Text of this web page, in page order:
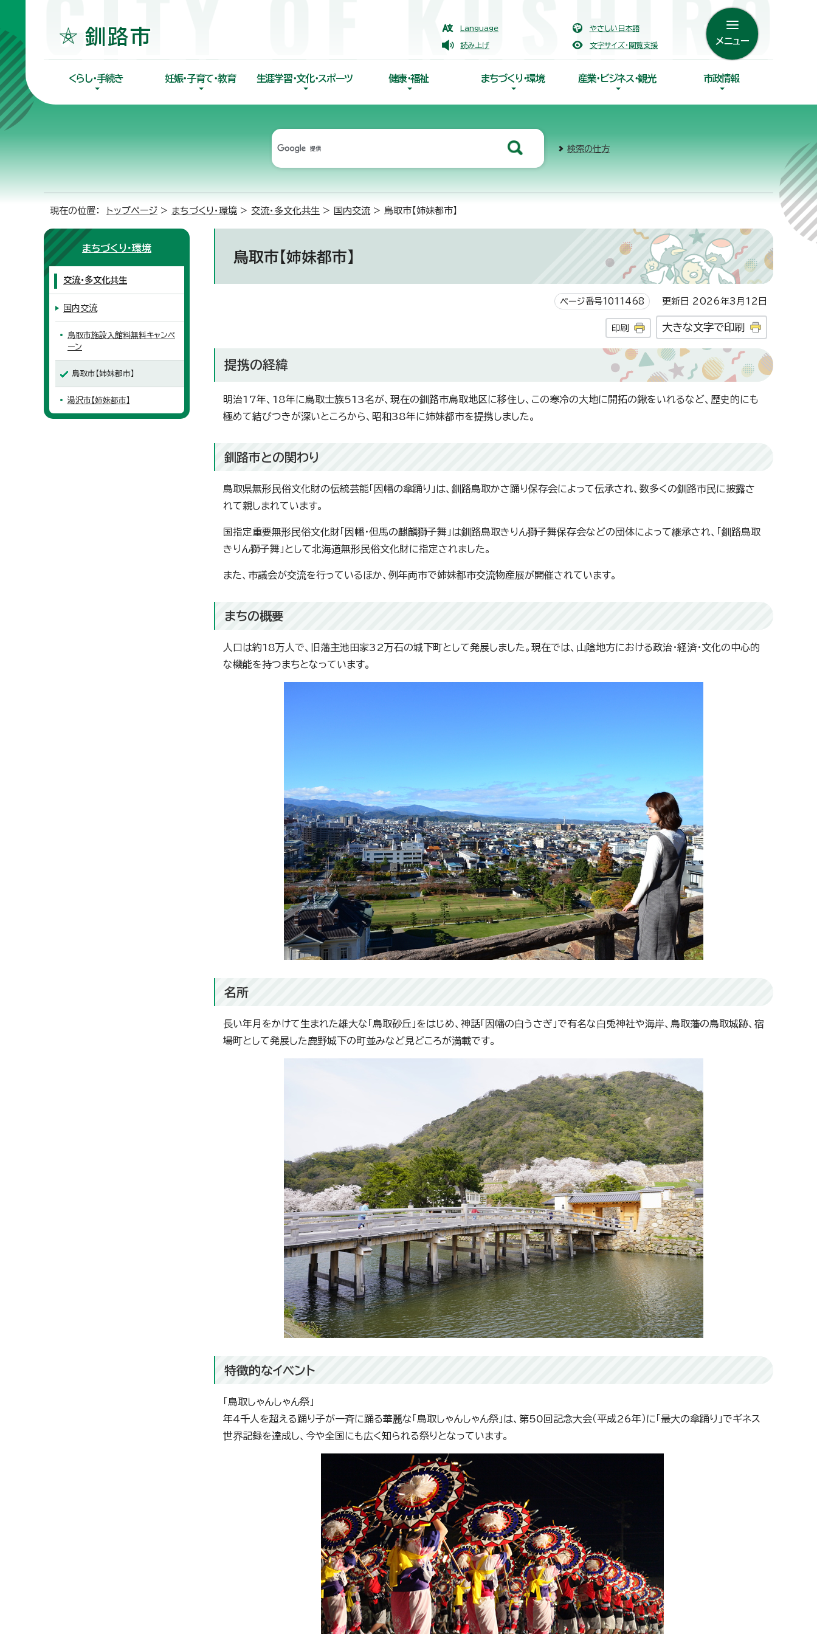
Language やさしい日本語
読み上げ 文字サイズ・閲覧支援 メニュー
くらし・手続き 妊娠・子育て・教育 生涯学習・文化・スポーツ 健康・福祉 まちづくり・環境 産業・ビジネス・観光 市政情報
検索の仕方
現在の位置： トップページ > まちづくり・環境 > 交流・多文化共生 > 国内交流> 鳥取市【姉妹都市】
鳥取市【姉妹都市】
ページ番号1011468 更新日 2026年3月12日
印刷 大きな文字で印刷
提携の経緯
明治17年、18年に鳥取士族513名が、現在の釧路市鳥取地区に移住し、この寒冷の大地に開拓の鍬をいれるなど、歴史的にも
極めて結びつきが深いところから、昭和38年に姉妹都市を提携しました。
釧路市との関わり
鳥取県無形民俗文化財の伝統芸能「因幡の傘踊り」は、釧路鳥取かさ踊り保存会によって伝承され、数多くの釧路市民に披露さ
れて親しまれています。
国指定重要無形民俗文化財「因幡・但馬の麒麟獅子舞」は釧路鳥取きりん獅子舞保存会などの団体によって継承され、「釧路鳥取
きりん獅子舞」として北海道無形民俗文化財に指定されました。
また、市議会が交流を行っているほか、例年両市で姉妹都市交流物産展が開催されています。
まちの概要
人口は約18万人で、旧藩主池田家32万石の城下町として発展しました。現在では、山陰地方における政治・経済・文化の中心的
な機能を持つまちとなっています。
名所
長い年月をかけて生まれた雄大な「鳥取砂丘」をはじめ、神話「因幡の白うさぎ」で有名な白兎神社や海岸、鳥取藩の鳥取城跡、宿
場町として発展した鹿野城下の町並みなど見どころが満載です。
特徴的なイベント
「鳥取しゃんしゃん祭」
年4千人を超える踊り子が一斉に踊る華麗な「鳥取しゃんしゃん祭」は、第50回記念大会（平成26年）に「最大の傘踊り」でギネス
世界記録を達成し、今や全国にも広く知られる祭りとなっています。
まちづくり・環境
交流・多文化共生
国内交流
鳥取市施設入館料無料キャンペ
ーン
鳥取市【姉妹都市】
湯沢市【姉妹都市】